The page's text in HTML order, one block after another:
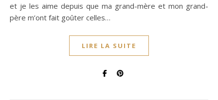
et je les aime depuis que ma grand-mère et mon grand-
père m’ont fait goûter celles…
LIRE LA SUITE